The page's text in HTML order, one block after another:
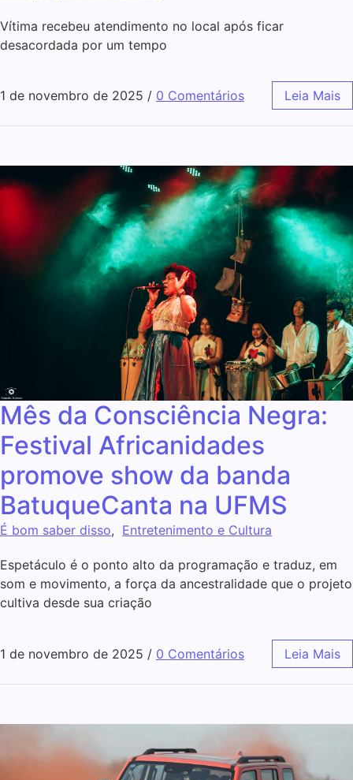
Vítima recebeu atendimento no local após ficar
desacordada por um tempo
1 de novembro de 2025 / 0 Comentários Leia Mais
Mês da Consciência Negra:
Festival Africanidades
promove show da banda
BatuqueCanta na UFMS
É bom saber disso, Entretenimento e Cultura
Espetáculo é o ponto alto da programação e traduz, em
som e movimento, a força da ancestralidade que o projeto
cultiva desde sua criação
1 de novembro de 2025 / 0 Comentários Leia Mais